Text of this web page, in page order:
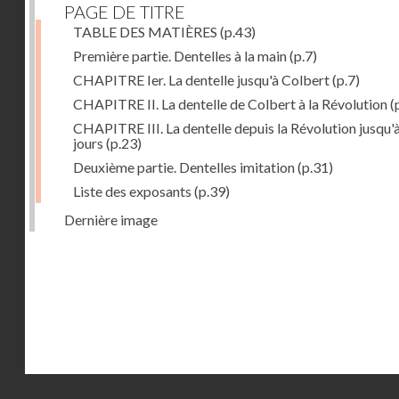
PAGE DE TITRE
TABLE DES MATIÈRES (p.43)
Première partie. Dentelles à la main(p.7)
CHAPITRE Ier. La dentelle jusqu'à Colbert(p.7)
CHAPITRE II. La dentelle de Colbert à la Révolution
CHAPITRE III. La dentelle depuis la Révolution
jours (p.23)
Deuxième partie. Dentelles imitation(p.31)
Liste des exposants (p.39)
Dernière image